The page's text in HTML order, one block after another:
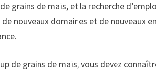
grains de maïs, et la recherche
nouveaux domaines et de nouveaux
de grains de maïs, vous devez